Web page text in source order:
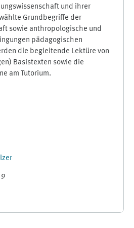
und ihrer
Grundbegriffe der
sowie anthropologische und
pädagogischen
die begleitende Lektüre von
Basistexten sowie die
am Tutorium.